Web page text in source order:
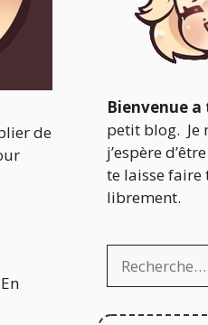
de
Bienvenue a
petit blog. Je
j’espère
te laisse faire
librement.